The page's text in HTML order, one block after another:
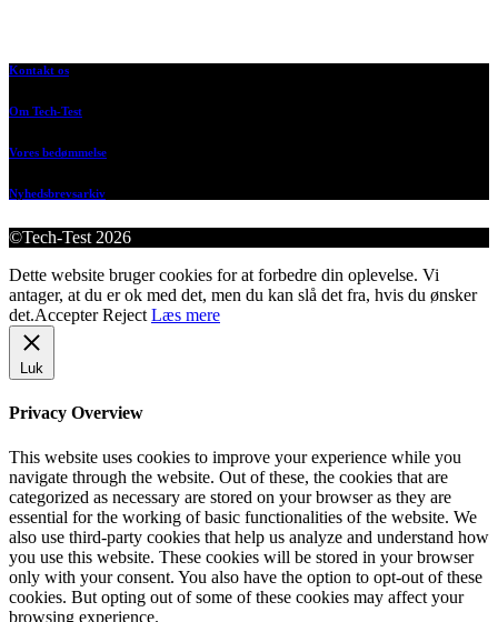
Kontakt os
Om Tech-Test
Vores bedømmelse
Nyhedsbrevsarkiv
©Tech-Test 2026
Dette website bruger cookies for at forbedre din oplevelse. Vi
antager, at du er ok med det, men du kan slå det fra, hvis du ønsker
det.Accepter Reject Læs mere
Luk
Privacy Overview
This website uses cookies to improve your experience while you
navigate through the website. Out of these, the cookies that are
categorized as necessary are stored on your browser as they are
essential for the working of basic functionalities of the website. We
also use third-party cookies that help us analyze and understand how
you use this website. These cookies will be stored in your browser
only with your consent. You also have the option to opt-out of these
cookies. But opting out of some of these cookies may affect your
browsing experience.